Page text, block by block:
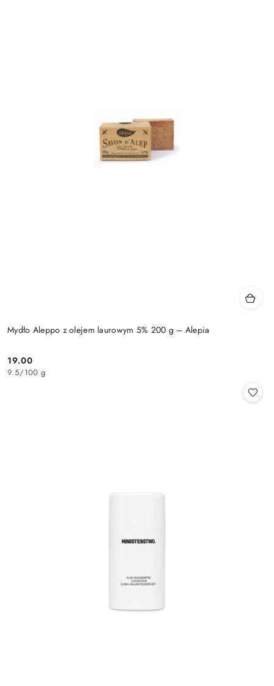
Mydło Aleppo z olejem laurowym 5% 200 g – Alepia
Cena:
19.00
9.5/100 g